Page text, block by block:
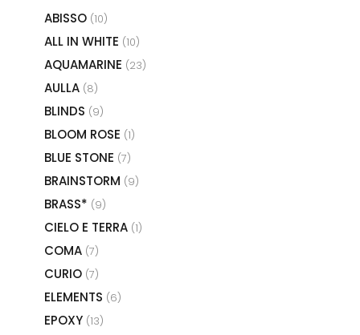
ABISSO (10)
ALL IN WHITE (10)
AQUAMARINE (23)
AULLA (8)
BLINDS (9)
BLOOM ROSE (1)
BLUE STONE (7)
BRAINSTORM (9)
BRASS* (9)
CIELO E TERRA (1)
COMA (7)
CURIO (7)
ELEMENTS (6)
EPOXY (13)